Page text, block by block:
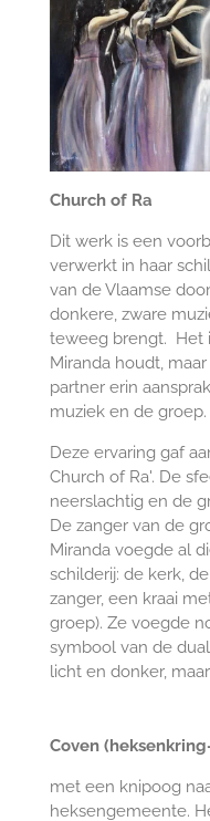
Church of Ra
Dit werk is een
verwerkt in haar
van de Vlaamse
donkere, zware
teweeg brengt. Het
Miranda houdt,
partner erin
muziek en de groep.
Deze ervaring gaf
Church of Ra'. De
neerslachtig en de
De zanger van de
Miranda voegde al
schilderij: de kerk,
zanger, een kraai
groep). Ze voegde
symbool van de
licht en donker,
Coven
met een knipoog
heksengemeente.